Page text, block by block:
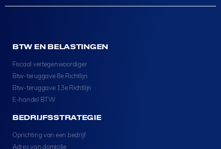
BTW EN BELASTINGEN
Fiscaal vertegenwoordiger
Btw-teruggave 8e Richtlijn
Btw-teruggave 13e Richtlijn
E-handel BTW
BEDRIJFSSTRATEGIE
Oprichting van een bedrijf
Adres van domicilie